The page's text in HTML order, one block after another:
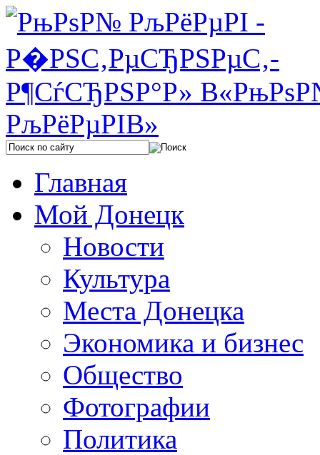
Главная
Мой Донецк
Новости
Культура
Места Донецка
Экономика и бизнес
Общество
Фотографии
Политика